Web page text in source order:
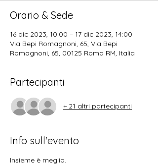
Orario & Sede
16 dic 2023, 10:00 – 17 dic 2023, 14:00
Via Bepi Romagnoni, 65, Via Bepi
Romagnoni, 65, 00125 Roma RM, Italia
Partecipanti
+ 21 altri partecipanti
Info sull'evento
Insieme è meglio.